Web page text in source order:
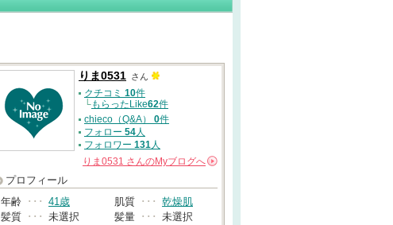
りま0531 さん
クチコミ 10件
└もらったLike62件
chieco（Q&A） 0件
フォロー 54人
フォロワー 131人
りま0531 さんのMyブログへ
プロフィール
年齢 ･･･ 41歳 肌質 ･･･ 乾燥肌
髪質 ･･･ 未選択 髪量 ･･･ 未選択